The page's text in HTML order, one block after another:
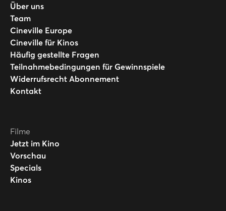
Über uns
Team
Cineville Europe
Cineville für Kinos
Häufig gestellte Fragen
Teilnahmebedingungen für Gewinnspiele
Widerrufsrecht Abonnement
Kontakt
Filme
Jetzt im Kino
Vorschau
Specials
Kinos